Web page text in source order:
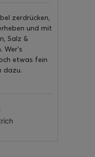
zerdrücken,
und mit
Salz &
etwas fein
dazu.